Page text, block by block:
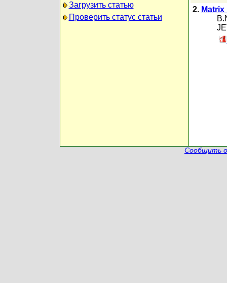
Загрузить статью
Проверить статус статьи
2.
Сообщить о